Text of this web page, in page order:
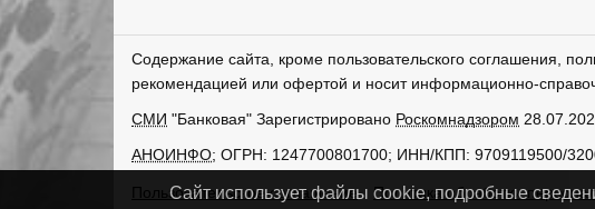
Содержание сайта, кроме пользовательского соглашения,
рекомендацией или офертой и носит информационно-
СМИ "Банковая" Зарегистрировано Роскомнадзором
АНОИНФО; ОГРН: 1247700801700; ИНН/КПП: 9709119500/
Пользовательское соглашение Политика обработки
Сайт использует файлы cookie, подробные